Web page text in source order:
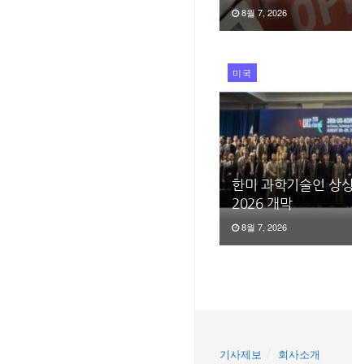
8월 7, 2026
미국
한미 과학기술인 상
2026 개막
8월 7, 2026
기사제보 회사소개